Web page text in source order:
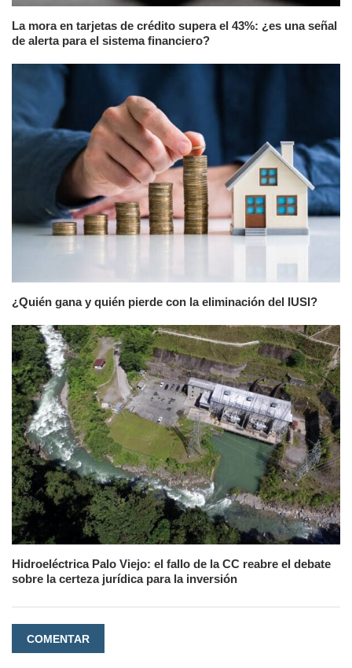
La mora en tarjetas de crédito supera el 43%: ¿es una señal
de alerta para el sistema financiero?
¿Quién gana y quién pierde con la eliminación del IUSI?
Hidroeléctrica Palo Viejo: el fallo de la CC reabre el debate
sobre la certeza jurídica para la inversión
COMENTAR